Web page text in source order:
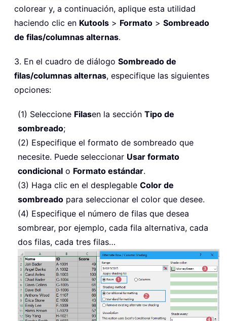
colorear y, a continuación, aplique esta utilidad
haciendo clic en Kutools > Formato > Sombreado
de filas/columnas alternas.
3. En el cuadro de diálogo Sombreado de
filas/columnas alternas, especifique las siguientes
opciones:
(1) Seleccione Filasen la sección Tipo de
sombreado;
(2) Especifique el formato de sombreado que
necesite. Puede seleccionar Usar formato
condicional o Formato estándar.
(3) Haga clic en el desplegable Color de
sombreado para seleccionar el color que desee.
(4) Especifique el número de filas que desea
sombrear, por ejemplo, cada fila alternativa, cada
dos filas, cada tres filas…